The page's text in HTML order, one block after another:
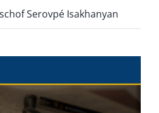
Serovpé Isakhanyan